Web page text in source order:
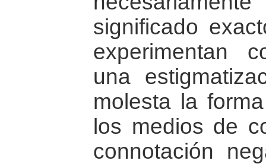
significado
experimentan
una
molesta la
los medios de
connotación